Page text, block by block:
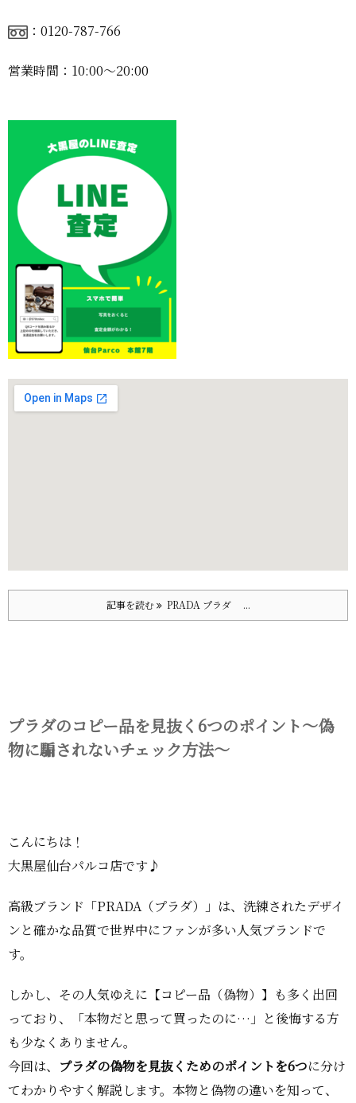
：0120-787-766
営業時間：10:00〜20:00
記事を読む PRADA プラダ ...
プラダのコピー品を見抜く6つのポイント～偽
物に騙されないチェック方法～
こんにちは！
大黒屋仙台パルコ店です♪
高級ブランド「PRADA（プラダ）」は、洗練されたデザイ
ンと確かな品質で世界中にファンが多い人気ブランドで
す。
しかし、その人気ゆえに【コピー品（偽物）】も多く出回
っており、「本物だと思って買ったのに…」と後悔する方
も少なくありません。
今回は、 プラダの偽物を見抜くためのポイントを6つに分け
てわかりやすく解説します。本物と偽物の違いを知って、